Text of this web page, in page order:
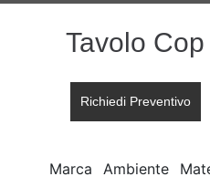
Tavolo
Richiedi Preventivo
Marca Ambiente